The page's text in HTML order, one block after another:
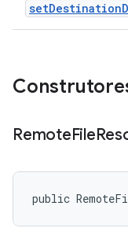
setDestination
RemoteFile
public